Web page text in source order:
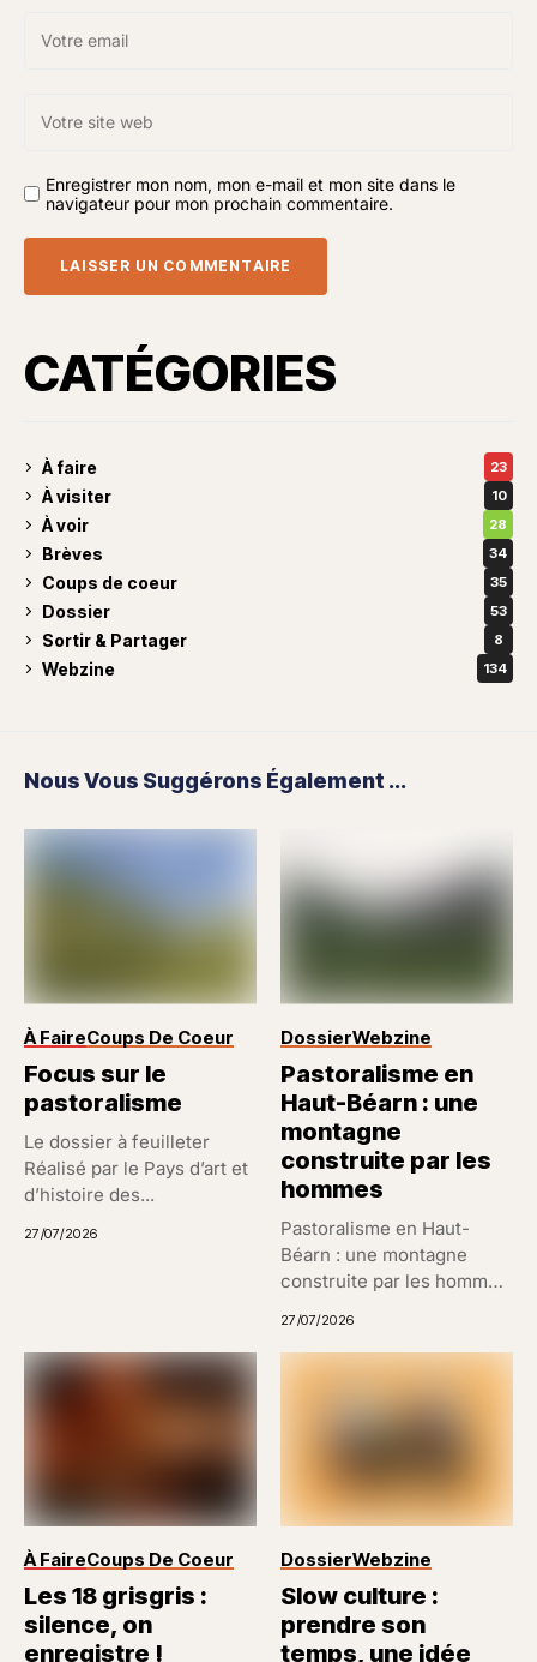
Enregistrer mon nom, mon e-mail et mon site dans le
navigateur pour mon prochain commentaire.
CATÉGORIES
À faire 23
À visiter 10
À voir 28
Brèves 34
Coups de coeur 35
Dossier 53
Sortir & Partager 8
Webzine 134
Nous Vous Suggérons Également ...
À FaireCoups De Coeur
Focus sur le
pastoralisme
Le dossier à feuilleter
Réalisé par le Pays d’art et
d’histoire des...
27/07/2026
DossierWebzine
Pastoralisme en
Haut-Béarn : une
montagne
construite par les
hommes
Pastoralisme en Haut-
Béarn : une montagne
construite par les hommes
27/07/2026
À FaireCoups De Coeur
Les 18 grisgris :
silence, on
enregistre !
DossierWebzine
Slow culture :
prendre son
temps, une idée